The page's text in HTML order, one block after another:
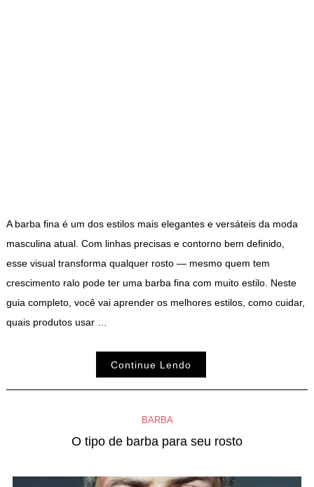
A barba fina é um dos estilos mais elegantes e versáteis da moda
masculina atual. Com linhas precisas e contorno bem definido,
esse visual transforma qualquer rosto — mesmo quem tem
crescimento ralo pode ter uma barba fina com muito estilo. Neste
guia completo, você vai aprender os melhores estilos, como cuidar,
quais produtos usar …
Continue Lendo
BARBA
O tipo de barba para seu rosto